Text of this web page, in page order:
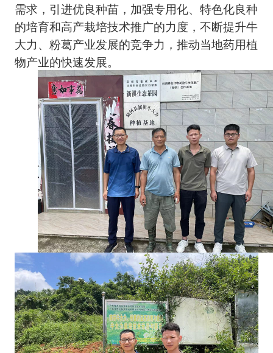
需求，引进优良种苗，加强专用化、特色化良种
的培育和高产栽培技术推广的力度，不断提升牛
大力、粉葛产业发展的竞争力，推动当地药用植
物产业的快速发展。